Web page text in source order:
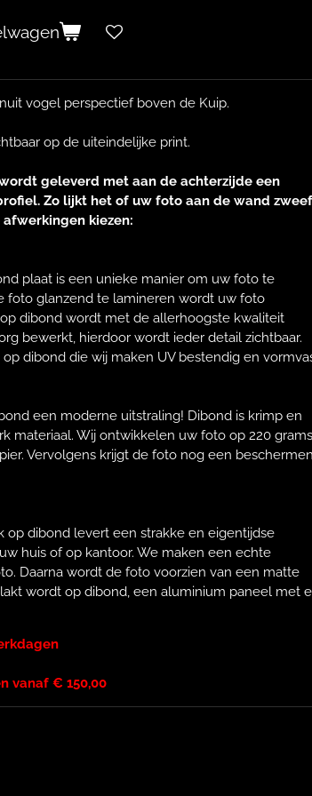
vogel perspectief boven de Kuip.
op de uiteindelijke print.
geleverd met aan de achterzijde een
Zo lijkt het of uw foto aan de wand
kiezen:
plaat is een unieke manier om uw foto te
foto glanzend te lamineren wordt uw foto
dibond wordt met de allerhoogste kwaliteit
bewerkt, hierdoor wordt ieder detail zichtbaar.
dibond die wij maken UV bestendig en
een moderne uitstraling! Dibond is krimp en
materiaal. Wij ontwikkelen uw foto op 220
Vervolgens krijgt de foto nog een
op dibond levert een strakke en eigentijdse
huis of op kantoor. We maken een echte
Daarna wordt de foto voorzien van een matte
wordt op dibond, een aluminium paneel met
vanaf € 150,00